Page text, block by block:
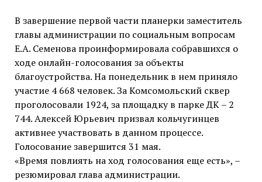
В завершение первой части планерки заместитель
главы администрации по социальным вопросам
Е.А. Семенова проинформировала собравшихся о
ходе онлайн-голосования за объекты
благоустройства. На понедельник в нем приняло
участие 4 668 человек. За Комсомольский сквер
проголосовали 1924, за площадку в парке ДК – 2
744. Алексей Юрьевич призвал кольчугинцев
активнее участвовать в данном процессе.
Голосование завершится 31 мая.
«Время повлиять на ход голосования еще есть», –
резюмировал глава администрации.